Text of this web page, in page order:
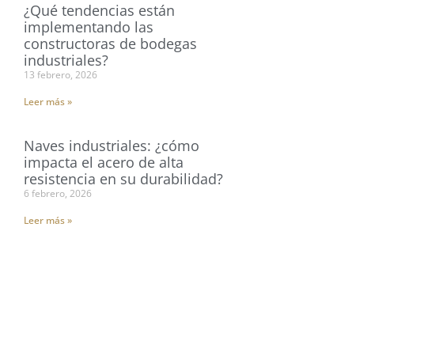
¿Qué tendencias están
implementando las
constructoras de bodegas
industriales?
13 febrero, 2026
Leer más »
Naves industriales: ¿cómo
impacta el acero de alta
resistencia en su durabilidad?
6 febrero, 2026
Leer más »